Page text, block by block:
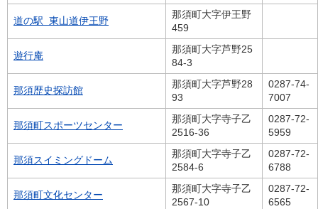
道の駅 東山道伊王野
那須町大字伊王野
459
遊行庵
那須町大字芦野25
84-3
那須歴史探訪館
那須町大字芦野28
93
0287-74-
7007
那須町スポーツセンター
那須町大字寺子乙
2516-36
0287-72-
5959
那須スイミングドーム
那須町大字寺子乙
2584-6
0287-72-
6788
那須町文化センター
那須町大字寺子乙
2567-10
0287-72-
6565